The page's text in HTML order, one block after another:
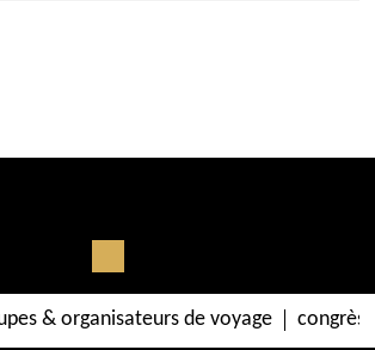
& organisateurs de voyage congrès